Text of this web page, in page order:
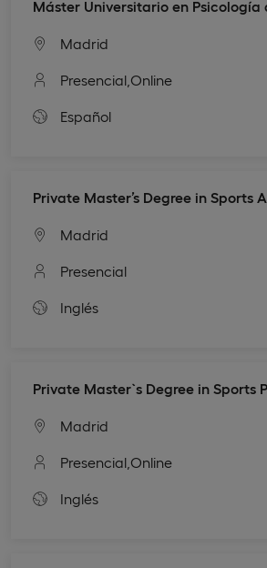
Máster Universitario en Psicología
Madrid
Presencial, Online
Español
Private Master’s Degree in Sports
Madrid
Presencial
Inglés
Private Master`s Degree in Sports
Madrid
Presencial, Online
Inglés